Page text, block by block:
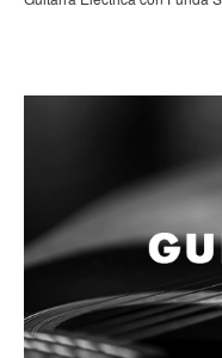
Accesorios
Percusión
Percusión Latina
Tambores